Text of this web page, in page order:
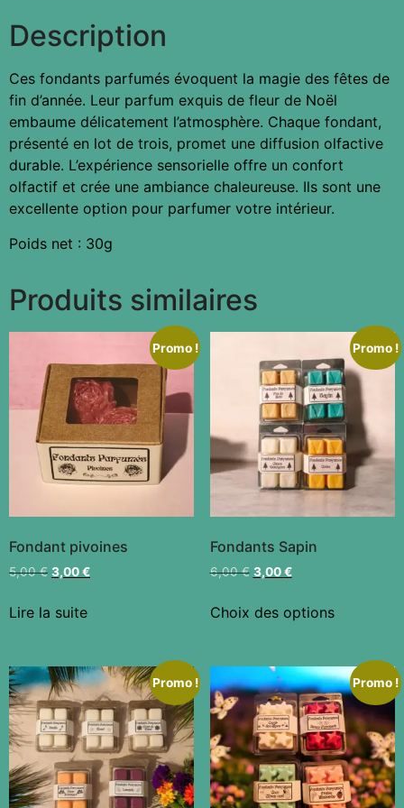
Description
Ces fondants parfumés évoquent la magie des fêtes de
fin d’année. Leur parfum exquis de fleur de Noël
embaume délicatement l’atmosphère. Chaque fondant,
présenté en lot de trois, promet une diffusion olfactive
durable. L’expérience sensorielle offre un confort
olfactif et crée une ambiance chaleureuse. Ils sont une
excellente option pour parfumer votre intérieur.
Poids net : 30g
Produits similaires
Promo !
Fondant pivoines
5,00€ 3,00€
Lire la suite
Promo !
Fondants Sapin
6,00€ 3,00€
Choix des options
Promo ! Promo !